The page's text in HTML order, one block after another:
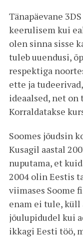
Tänapäevane
keerulisem kui
olen sinna sisse
tuleb uuendusi,
respektiga
ette ja
ideaalsed, net on
Korraldatakse
Soomes jõudsin
Kusagil aastal
nuputama, et
2004 olin Eestis
viimases Soome
enam ei tule, küll
jõulupidudel kui
ikkagi Eesti töö,